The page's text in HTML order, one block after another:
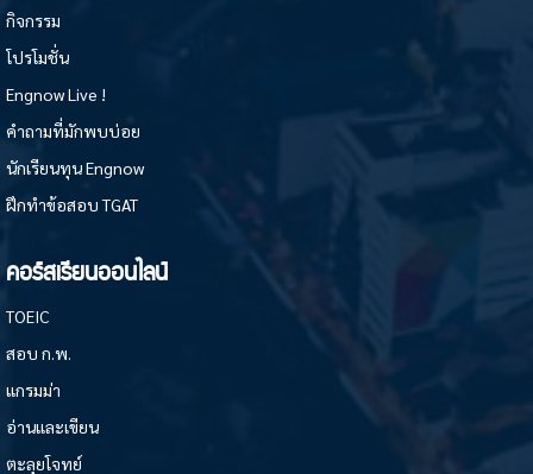
กิจกรรม
โปรโมชั่น
Engnow Live !
คำถามที่มักพบบ่อย
นักเรียนทุน Engnow
ฝึกทำข้อสอบ TGAT
คอร์สเรียนออนไลน์
TOEIC
สอบ ก.พ.
แกรมม่า
อ่านและเขียน
ตะลุยโจทย์